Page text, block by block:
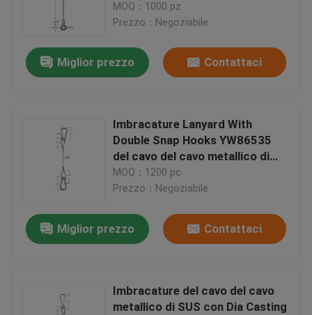
MOQ：1000 pz
Prezzo：Negoziabile
Miglior prezzo Contattaci
Imbracature Lanyard With
Double Snap Hooks YW86535
del cavo del cavo metallico di
acciaio inossidabile
MOQ：1200 pc
Prezzo：Negoziabile
Miglior prezzo Contattaci
Imbracature del cavo del cavo
metallico di SUS con Dia Casting